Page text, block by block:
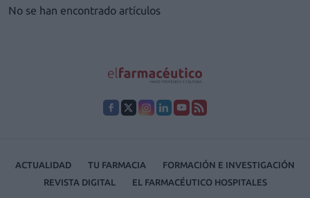
No se han encontrado artículos
ACTUALIDAD TU FARMACIA
FORMACIÓN E INVESTIGACIÓN
REVISTA DIGITAL
EL FARMACÉUTICO HOSPITALES